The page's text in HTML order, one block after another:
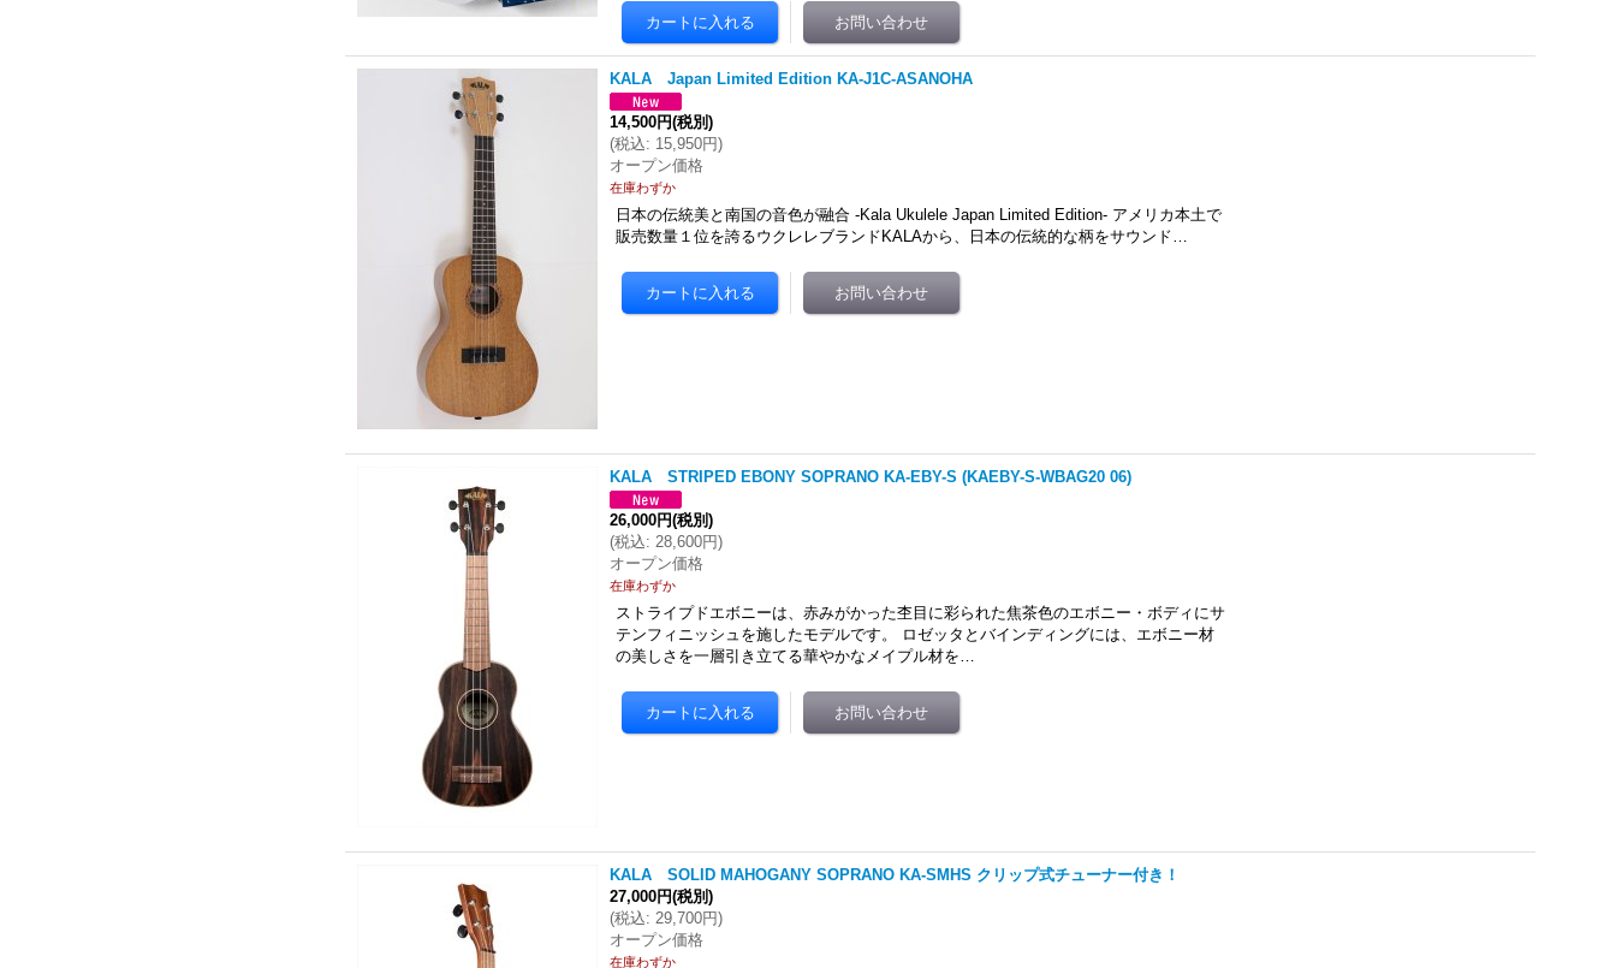
KALA Japan Limited Edition KA-J1C-ASANOHA
14,500円(税別)
(税込: 15,950円)
オープン価格
在庫わずか
日本の伝統美と南国の音色が融合 -Kala Ukulele Japan Limited Edition- アメリカ本土で
販売数量１位を誇るウクレレブランドKALAから、日本の伝統的な柄をサウンド…
KALA STRIPED EBONY SOPRANO KA-EBY-S (KAEBY-S-WBAG20 06)
26,000円(税別)
(税込: 28,600円)
オープン価格
在庫わずか
ストライプドエボニーは、赤みがかった杢目に彩られた焦茶色のエボニー・ボディにサ
テンフィニッシュを施したモデルです。 ロゼッタとバインディングには、エボニー材
の美しさを一層引き立てる華やかなメイプル材を…
KALA SOLID MAHOGANY SOPRANO KA-SMHS クリップ式チューナー付き！
27,000円(税別)
(税込: 29,700円)
オープン価格
在庫わずか